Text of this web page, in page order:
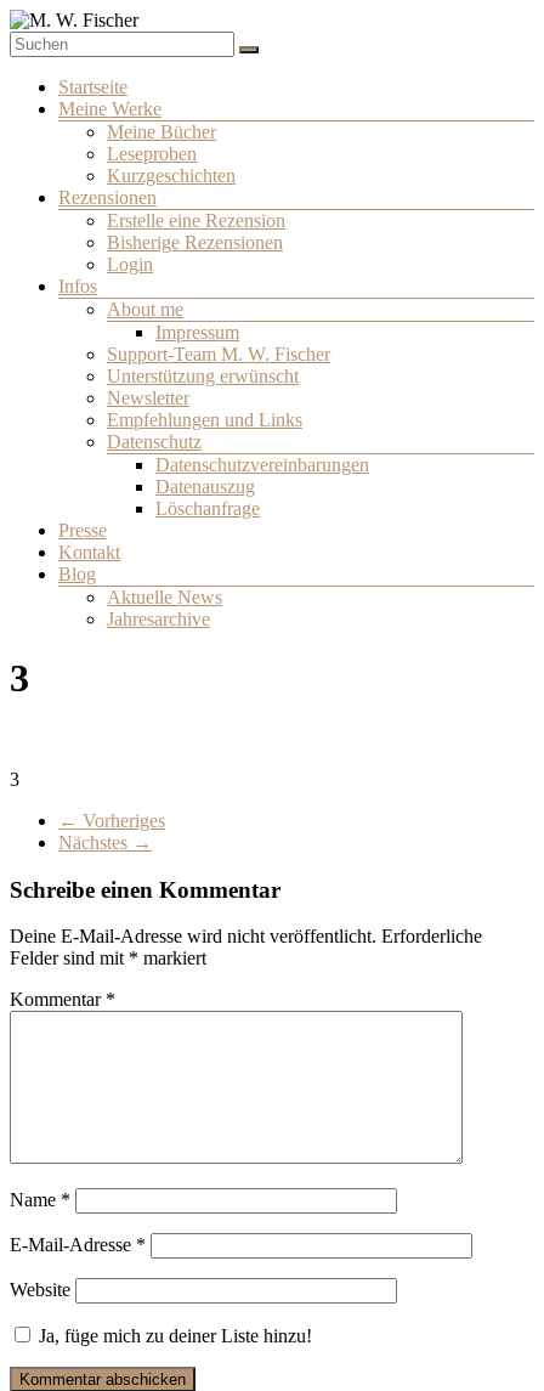
Zum
Inhalt
springen
Schriftsteller
Menü
Startseite
Meine Werke
Meine Bücher
Leseproben
Kurzgeschichten
Rezensionen
Erstelle eine Rezension
Bisherige Rezensionen
Login
Infos
About me
Impressum
Support-Team M. W. Fischer
Unterstützung erwünscht
Newsletter
Empfehlungen und Links
Datenschutz
Datenschutzvereinbarungen
Datenauszug
Löschanfrage
Presse
Kontakt
Blog
Aktuelle News
Jahresarchive
3
3
← Vorheriges
Nächstes →
Schreibe einen Kommentar
Deine E-Mail-Adresse wird nicht veröffentlicht. Erforderliche
Felder sind mit * markiert
Kommentar *
Name *
E-Mail-Adresse *
Website
Ja, füge mich zu deiner Liste hinzu!